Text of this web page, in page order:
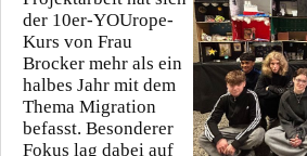
der 10er-YOUrope-
Kurs von Frau
Brocker mehr als ein
halbes Jahr mit dem
Thema Migration
befasst. Besonderer
Fokus lag dabei auf